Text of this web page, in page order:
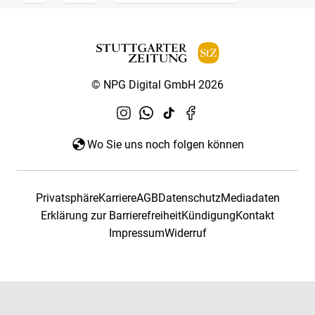
© NPG Digital GmbH 2026
Wo Sie uns noch folgen können
PrivatsphäreKarriereAGBDatenschutzMediadaten
Erklärung zur BarrierefreiheitKündigungKontakt
ImpressumWiderruf